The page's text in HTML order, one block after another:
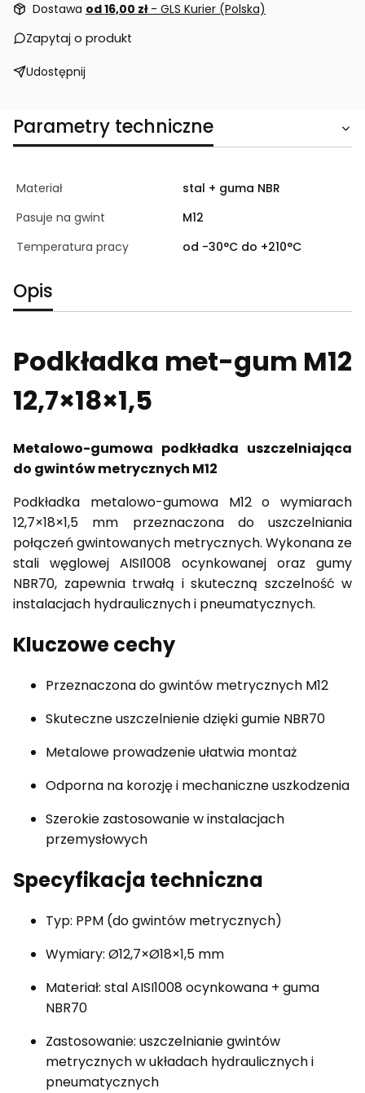
Dostawa od 16,00 zł - GLS Kurier (Polska)
Zapytaj o produkt
Udostępnij
Parametry techniczne
Materiał
stal + guma NBR
Pasuje na gwint
M12
Temperatura pracy
od -30°C do +210°C
Opis
Podkładka met-gum M12
12,7×18×1,5
Metalowo-gumowa podkładka uszczelniająca
do gwintów metrycznych M12
Podkładka metalowo-gumowa M12 o wymiarach
12,7×18×1,5 mm przeznaczona do uszczelniania
połączeń gwintowanych metrycznych. Wykonana ze
stali węglowej AISI1008 ocynkowanej oraz gumy
NBR70, zapewnia trwałą i skuteczną szczelność w
instalacjach hydraulicznych i pneumatycznych.
Kluczowe cechy
Przeznaczona do gwintów metrycznych M12
Skuteczne uszczelnienie dzięki gumie NBR70
Metalowe prowadzenie ułatwia montaż
Odporna na korozję i mechaniczne uszkodzenia
Szerokie zastosowanie w instalacjach
przemysłowych
Specyfikacja techniczna
Typ: PPM (do gwintów metrycznych)
Wymiary: Ø12,7×Ø18×1,5 mm
Materiał: stal AISI1008 ocynkowana + guma
NBR70
Zastosowanie: uszczelnianie gwintów
metrycznych w układach hydraulicznych i
pneumatycznych